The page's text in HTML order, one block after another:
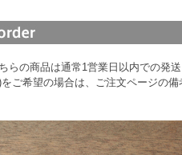
らの商品は通常1営業日以内での発
ご希望の場合は、ご注文ページの備